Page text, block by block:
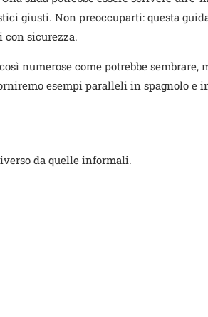
giusti. Non preoccuparti: questa
sicurezza.
numerose come potrebbe sembrare,
esempi paralleli in spagnolo e
da quelle informali.